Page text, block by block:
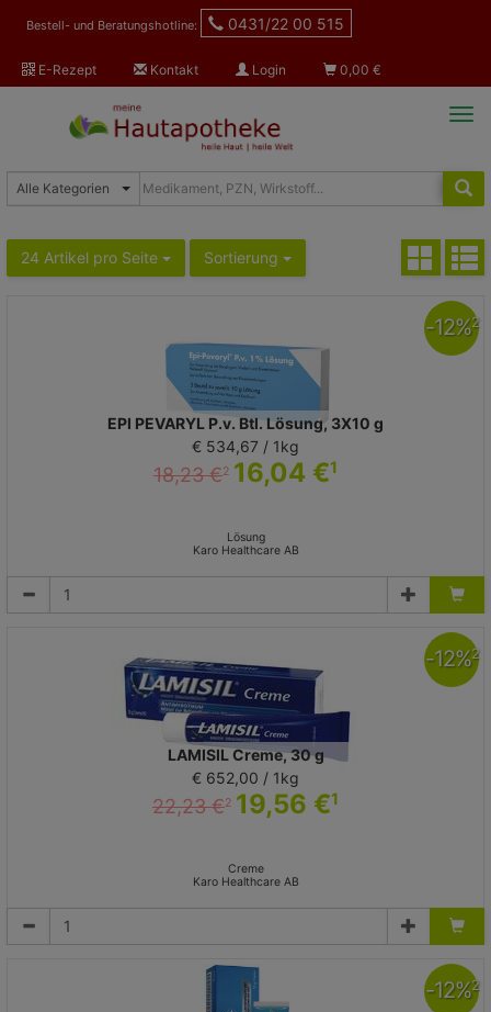
Bestell- und Beratungshotline: 0431/22 00 515
E-Rezept Kontakt Login 0,00 €
24 Artikel pro Seite Sortierung
EPI PEVARYL P.v. Btl. Lösung, 3X10 g
€ 534,67 / 1kg
18,23 €2 16,04 €1
Lösung
Karo Healthcare AB
-12%2
LAMISIL Creme, 30 g
€ 652,00 / 1kg
22,23 €2 19,56 €1
Creme
Karo Healthcare AB
-12%2
-12%2